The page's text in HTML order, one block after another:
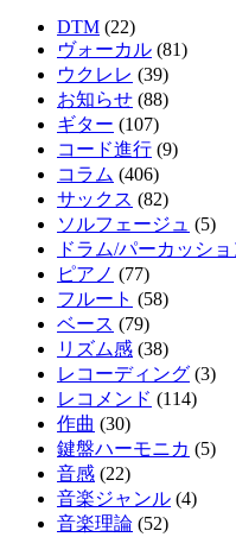
DTM (22)
ヴォーカル (81)
ウクレレ (39)
お知らせ (88)
ギター (107)
コード進行 (9)
コラム (406)
サックス (82)
ソルフェージュ (5)
ドラム/パーカッショ
ピアノ (77)
フルート (58)
ベース (79)
リズム感 (38)
レコーディング (3)
レコメンド (114)
作曲 (30)
鍵盤ハーモニカ (5)
音感 (22)
音楽ジャンル (4)
音楽理論 (52)